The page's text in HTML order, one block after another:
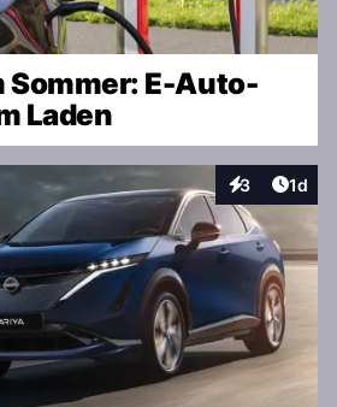
Sommer: E-Auto-
Laden
3
Interaktionen
1d